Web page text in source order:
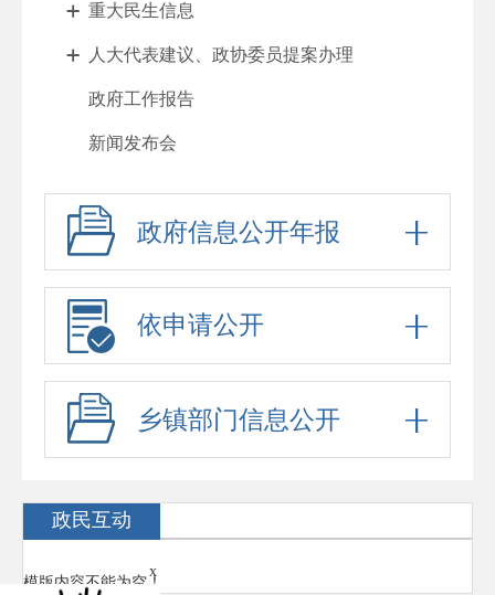
重大民生信息
人大代表建议、政协委员提案办理
政府工作报告
新闻发布会
人事信息
行政许可
行政处罚
回应关切
政府信息公开标准目录
防范化解重大风险
稳岗就业
政府信息公开年报
依申请公开
乡镇部门信息公开
政民互动
模版内容不能为空！
x